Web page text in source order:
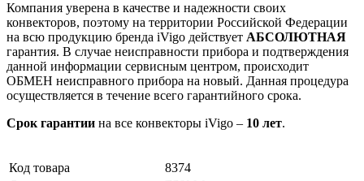
Компания уверена в качестве и надежности своих
конвекторов, поэтому на территории Российской Федерации
на всю продукцию бренда iVigo действует АБСОЛЮТНАЯ
гарантия. В случае неисправности прибора и подтверждения
данной информации сервисным центром, происходит
ОБМЕН неисправного прибора на новый. Данная процедура
осуществляется в течение всего гарантийного срока.
Срок гарантии на все конвекторы iVigo – 10 лет.
Код товара
8374